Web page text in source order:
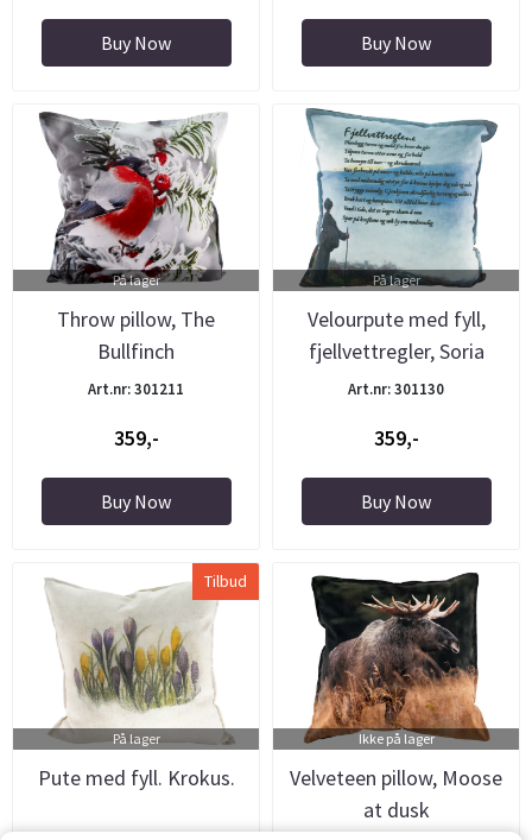
Buy Now Buy Now
På lager
Throw pillow, The
Bullfinch
Art.nr: 301211
359,-
Buy Now
På lager
Velourpute med fyll,
fjellvettregler, Soria
Moria
Art.nr: 301130
359,-
Buy Now
Tilbud
På lager
Pute med fyll. Krokus.
Ikke på lager
Velveteen pillow, Moose
at dusk